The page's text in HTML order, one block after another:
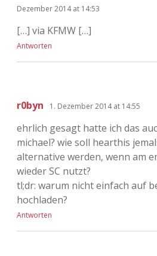
Dezember 2014 at 14:53
[…] via KFMW […]
Antworten
r0byn 1. Dezember 2014 at 14:55
ehrlich gesagt hatte ich das
michael? wie soll hearthis
alternative werden, wenn am
wieder SC nutzt?
tl;dr: warum nicht einfach auf
hochladen?
Antworten